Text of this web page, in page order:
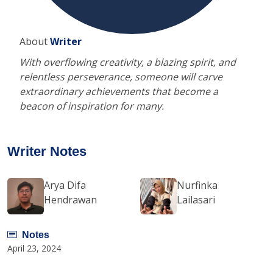
AboutWriter
With overflowing creativity, a blazing spirit, and
relentless perseverance, someone will carve
extraordinary achievements that become a
beacon of inspiration for many.
Writer Notes
Arya Difa
Hendrawan
Nurfinka
Lailasari
Notes
April 23, 2024